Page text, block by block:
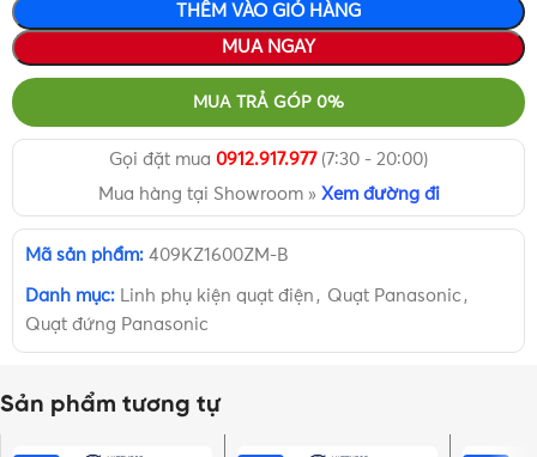
THÊM VÀO GIỎ HÀNG
MUA NGAY
MUA TRẢ GÓP 0%
Gọi đặt mua 0912.917.977(7:30 - 20:00)
Mua hàng tại Showroom » Xem đường đi
Mã sản phẩm:409KZ1600ZM-B
Danh mục: Linh phụ kiện quạt điện , Quạt Panasonic ,
Quạt đứng Panasonic
Sản phẩm tương tự